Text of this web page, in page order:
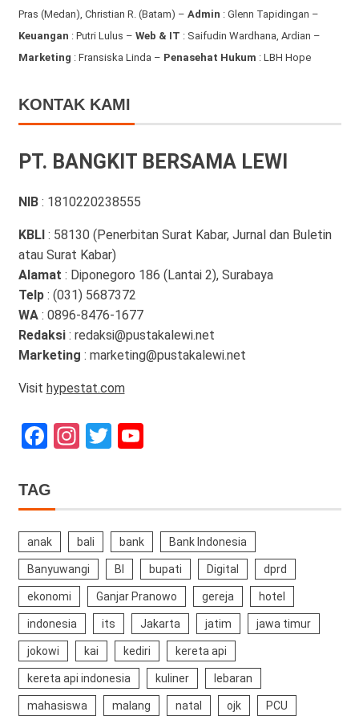
Pras (Medan), Christian R. (Batam) – Admin : Glenn Tapidingan –
Keuangan : Putri Lulus – Web & IT : Saifudin Wardhana, Ardian –
Marketing : Fransiska Linda – Penasehat Hukum : LBH Hope
KONTAK KAMI
PT. BANGKIT BERSAMA LEWI
NIB : 1810220238555
KBLI : 58130 (Penerbitan Surat Kabar, Jurnal dan Buletin
atau Surat Kabar)
Alamat : Diponegoro 186 (Lantai 2), Surabaya
Telp: (031) 5687372
WA: 0896-8476-1677
Redaksi: redaksi@pustakalewi.net
Marketing : marketing@pustakalewi.net
Visit hypestat.com
Facebook
Instagram
TwitterYouTube
TAG
anak bali bank Bank Indonesia
Banyuwangi BI bupati Digital dprd
ekonomi Ganjar Pranowo gereja hotel
indonesia its Jakarta jatim jawa timur
jokowi kai kediri kereta api
kereta api indonesia kuliner lebaran
mahasiswa malang natal ojk PCU